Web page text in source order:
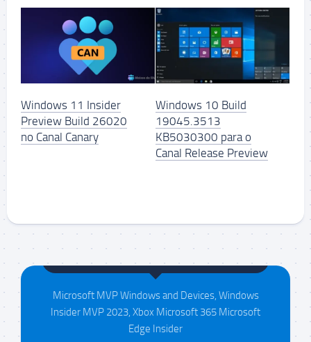
Windows 11 Insider
Preview Build 26020
no Canal Canary
Windows 10 Build
19045.3513
KB5030300 para o
Canal Release Preview
Microsoft MVP Windows and Devices, Windows
Insider MVP 2023, Xbox Microsoft 365 Microsoft
Edge Insider